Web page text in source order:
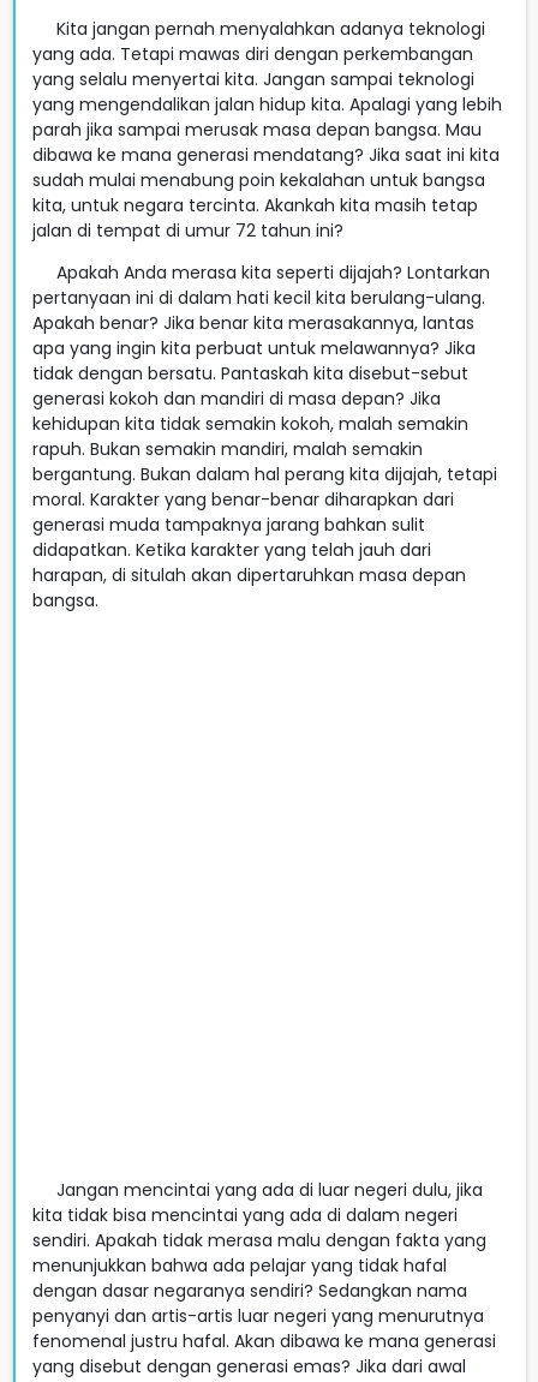
Kita jangan pernah menyalahkan adanya teknologi
yang ada. Tetapi mawas diri dengan perkembangan
yang selalu menyertai kita. Jangan sampai teknologi
yang mengendalikan jalan hidup kita. Apalagi yang lebih
parah jika sampai merusak masa depan bangsa. Mau
dibawa ke mana generasi mendatang? Jika saat ini kita
sudah mulai menabung poin kekalahan untuk bangsa
kita, untuk negara tercinta. Akankah kita masih tetap
jalan di tempat di umur 72 tahun ini?
Apakah Anda merasa kita seperti dijajah? Lontarkan
pertanyaan ini di dalam hati kecil kita berulang-ulang.
Apakah benar? Jika benar kita merasakannya, lantas
apa yang ingin kita perbuat untuk melawannya? Jika
tidak dengan bersatu. Pantaskah kita disebut-sebut
generasi kokoh dan mandiri di masa depan? Jika
kehidupan kita tidak semakin kokoh, malah semakin
rapuh. Bukan semakin mandiri, malah semakin
bergantung. Bukan dalam hal perang kita dijajah, tetapi
moral. Karakter yang benar-benar diharapkan dari
generasi muda tampaknya jarang bahkan sulit
didapatkan. Ketika karakter yang telah jauh dari
harapan, di situlah akan dipertaruhkan masa depan
bangsa.
Jangan mencintai yang ada di luar negeri dulu, jika
kita tidak bisa mencintai yang ada di dalam negeri
sendiri. Apakah tidak merasa malu dengan fakta yang
menunjukkan bahwa ada pelajar yang tidak hafal
dengan dasar negaranya sendiri? Sedangkan nama
penyanyi dan artis-artis luar negeri yang menurutnya
fenomenal justru hafal. Akan dibawa ke mana generasi
yang disebut dengan generasi emas? Jika dari awal